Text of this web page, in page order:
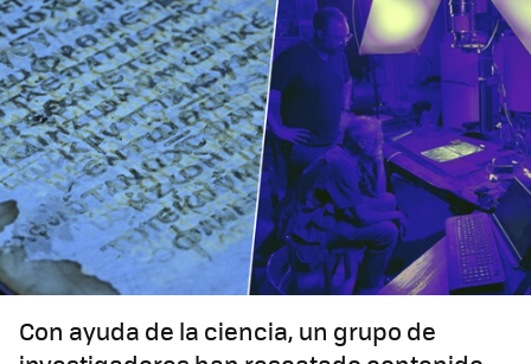
Con ayuda de la ciencia, un grupo de